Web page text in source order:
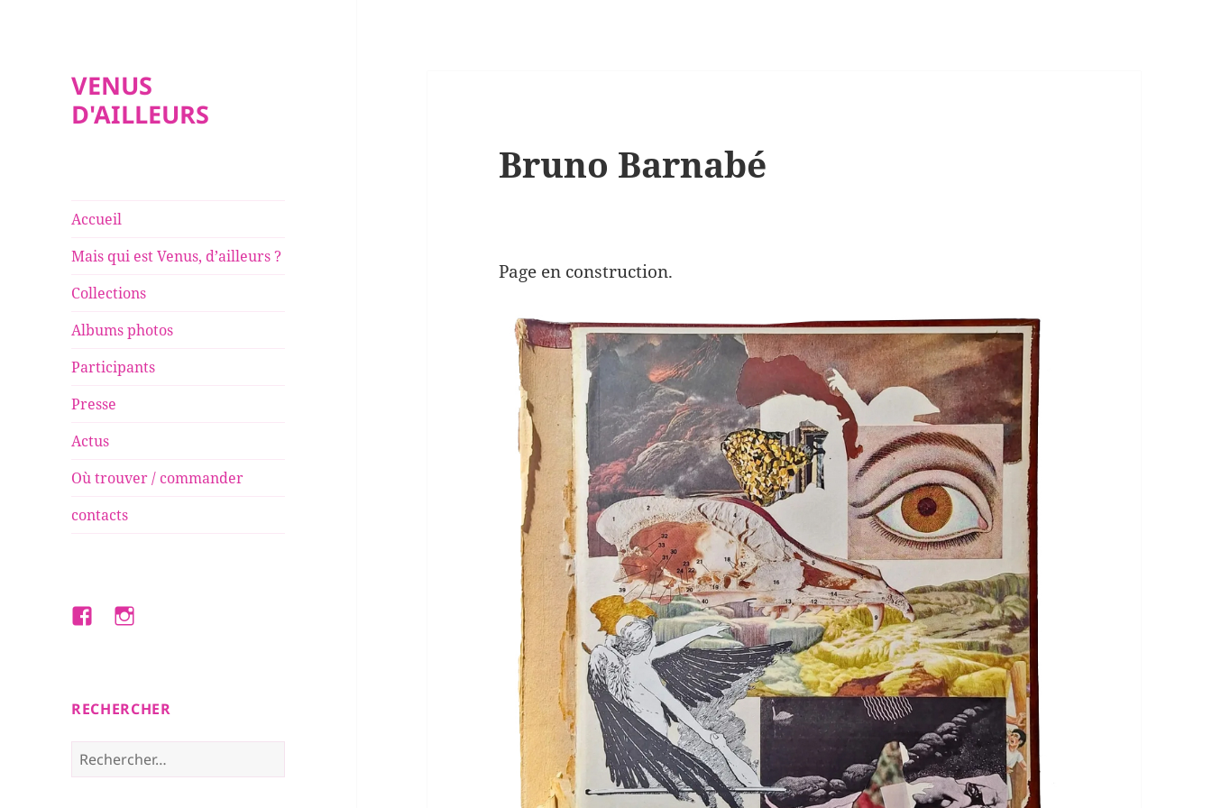
VENUS
D'AILLEURS
Accueil
Mais qui est Venus, d’ailleurs ?
Collections
Albums photos
Participants
Presse
Actus
Où trouver / commander
contacts
FacebookInstagram
RECHERCHER
Rechercher :
Bruno Barnabé
Page en construction.